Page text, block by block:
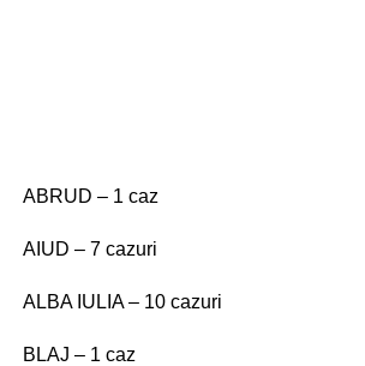
ABRUD – 1 caz
AIUD – 7 cazuri
ALBA IULIA – 10 cazuri
BLAJ – 1 caz